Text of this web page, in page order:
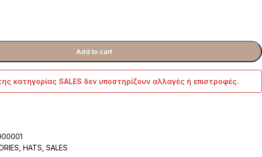
Add to cart
κατηγορίας SALES δεν υποστηρίζουν αλλαγές ή επιστροφές.
HATS SALES